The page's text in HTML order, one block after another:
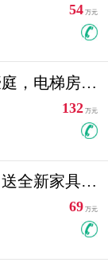
54 万元
二中学区房，名仕豪庭，电梯房，双南卧室，单价低，急售
132 万元
黄山南街，精装修，送全新家具，看房有钥匙，实用面积大
69 万元